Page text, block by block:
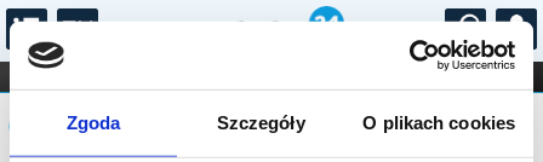
Zgoda Szczegóły O plikach cookies
...
FILHARMONIA OPERA I BALET
STAND-UP
DLA DZIECI
Komunikat